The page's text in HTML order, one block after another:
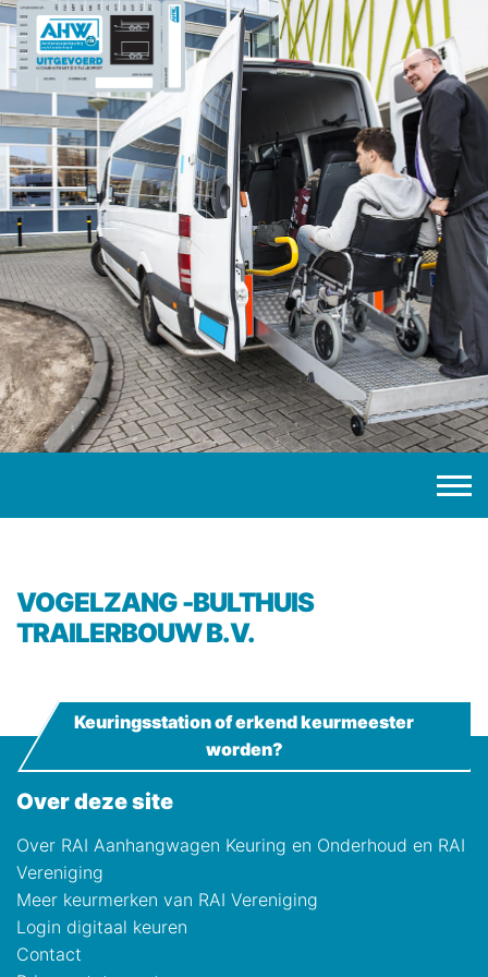
VOGELZANG -BULTHUIS
TRAILERBOUW B.V.
Over deze site
Over RAI Aanhangwagen Keuring en Onderhoud en RAI
Vereniging
Meer keurmerken van RAI Vereniging
Login digitaal keuren
Contact
Keuringsstation of erkend keurmeester
worden?